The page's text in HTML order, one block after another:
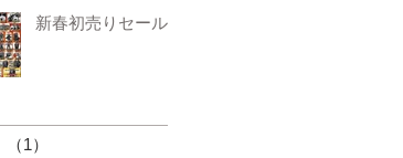
新春初売りセール
（1）